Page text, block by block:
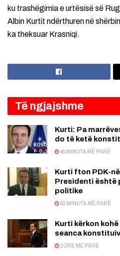
ku trashëgimia e urtësisë së
Albin Kurtit ndërthuren në
ka theksuar Krasniqi.
Të ngjajshme
Kurti: Pa
do të ketë
46 MINUTA MË PARË
Kurti fton PDK-
Presidenti është
politike
53 MINUTA MË PARË
Kurti kërkon
seanca
2 ORË MË PARË